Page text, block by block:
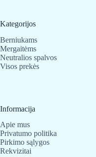
Kategorijos
Berniukams
Mergaitėms
Neutralios spalvos
Visos prekės
Informacija
Apie mus
Privatumo politika
Pirkimo sąlygos
Rekvizitai